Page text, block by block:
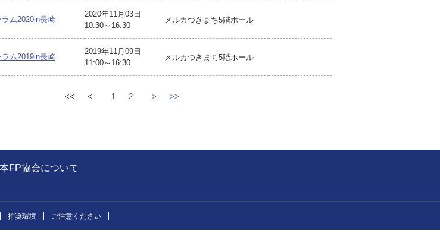
ラム2020in長崎
2020年11月03日
10:30～16:30
メルカつきまち5階ホール
ラム2019in長崎
2019年11月09日
11:00～16:30
メルカつきまち5階ホール
<< < 1 2 > >>
FP協会について
推奨環境 ご注意ください